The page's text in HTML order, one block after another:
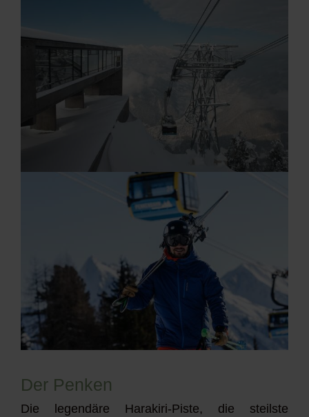
Der Penken
Die legendäre Harakiri-Piste, die steilste